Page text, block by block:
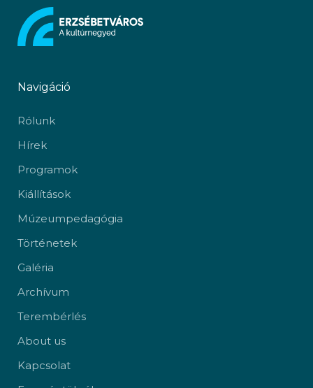
Navigáció
Rólunk
Hírek
Programok
Kiállítások
Múzeumpedagógia
Történetek
Galéria
Archívum
Terembérlés
About us
Kapcsolat